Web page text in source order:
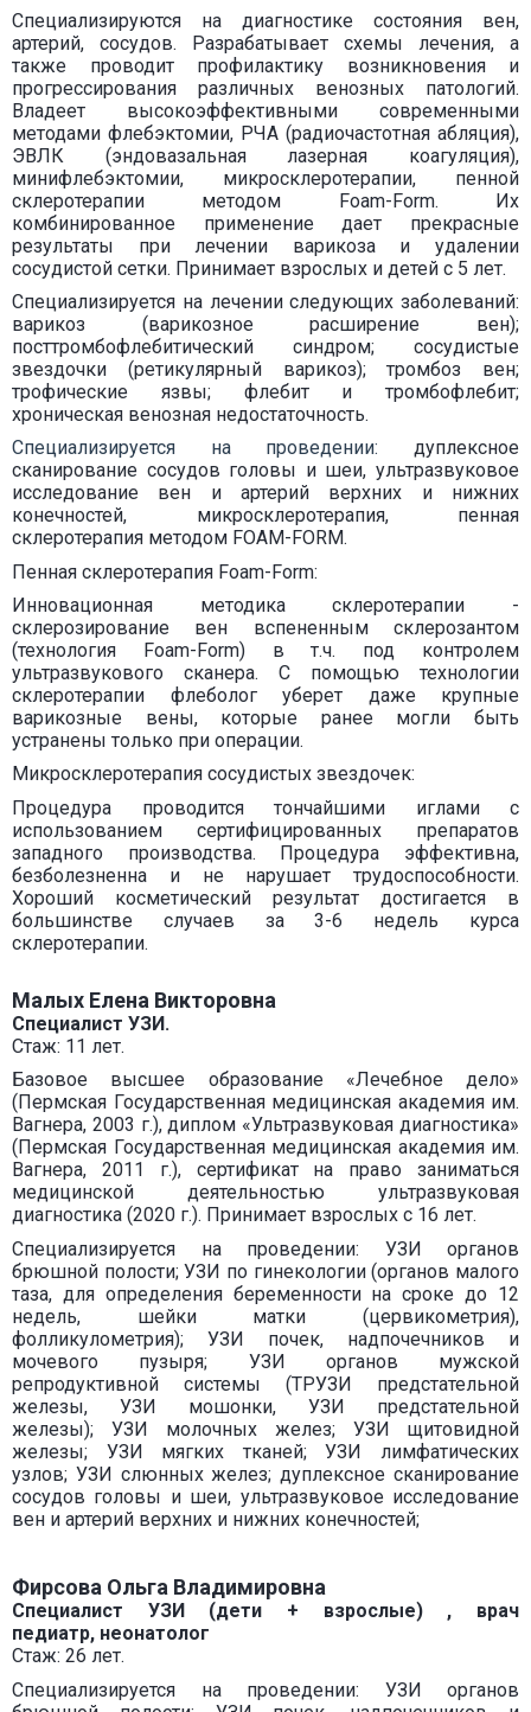
Специализируются на диагностике состояния вен,
артерий, сосудов. Разрабатывает схемы лечения, а
также проводит профилактику возникновения и
прогрессирования различных венозных патологий.
Владеет высокоэффективными современными
методами флебэктомии, РЧА (радиочастотная абляция),
ЭВЛК (эндовазальная лазерная коагуляция),
минифлебэктомии, микросклеротерапии, пенной
склеротерапии методом Foam-Form. Их
комбинированное применение дает прекрасные
результаты при лечении варикоза и удалении
сосудистой сетки. Принимает взрослых и детей с 5 лет.
Специализируется на лечении следующих заболеваний:
варикоз (варикозное расширение вен);
посттромбофлебитический синдром; сосудистые
звездочки (ретикулярный варикоз); тромбоз вен;
трофические язвы; флебит и тромбофлебит;
хроническая венозная недостаточность.
Специализируется на проведении:
дуплексное
сканирование сосудов головы и шеи, ультразвуковое
исследование вен и артерий верхних и нижних
конечностей, микросклеротерапия, пенная
склеротерапия методом FOAM-FORM.
Пенная склеротерапия Foam-Form:
Инновационная методика склеротерапии -
склерозирование вен вспененным склерозантом
(технология Foam-Form) в т.ч. под контролем
ультразвукового сканера. С помощью технологии
склеротерапии флеболог уберет даже крупные
варикозные вены, которые ранее могли быть
устранены только при операции.
Микросклеротерапия сосудистых звездочек:
Процедура проводится тончайшими иглами с
использованием сертифицированных препаратов
западного производства. Процедура эффективна,
безболезненна и не нарушает трудоспособности.
Хороший косметический результат достигается в
большинстве случаев за 3-6 недель курса
склеротерапии.
Малых Елена Викторовна
Специалист УЗИ.
Стаж: 11 лет.
Базовое высшее образование «Лечебное дело»
(Пермская Государственная медицинская академия им.
Вагнера, 2003 г.), диплом «Ультразвуковая диагностика»
(Пермская Государственная медицинская академия им.
Вагнера, 2011 г.), сертификат на право заниматься
медицинской деятельностью ультразвуковая
диагностика (2020 г.). Принимает взрослых с 16 лет.
Специализируется на проведении: УЗИ органов
брюшной полости; УЗИ по гинекологии (органов малого
таза, для определения беременности на сроке до 12
недель, шейки матки (цервикометрия),
фолликулометрия); УЗИ почек, надпочечников и
мочевого пузыря; УЗИ органов мужской
репродуктивной системы (ТРУЗИ предстательной
железы, УЗИ мошонки, УЗИ предстательной
железы); УЗИ молочных желез; УЗИ щитовидной
железы; УЗИ мягких тканей; УЗИ лимфатических
узлов; УЗИ слюнных желез; дуплексное сканирование
сосудов головы и шеи, ультразвуковое исследование
вен и артерий верхних и нижних конечностей;
Фирсова Ольга Владимировна
Специалист УЗИ (дети + взрослые) , врач
педиатр, неонатолог
Стаж: 26 лет.
Специализируется на проведении: УЗИ органов